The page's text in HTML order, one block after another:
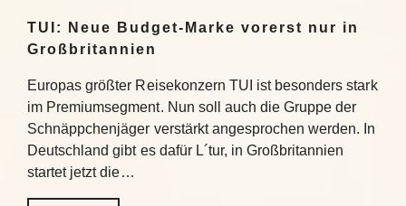
TUI: Neue Budget-Marke vorerst nur in
Großbritannien
Europas größter Reisekonzern TUI ist besonders stark
im Premiumsegment. Nun soll auch die Gruppe der
Schnäppchenjäger verstärkt angesprochen werden. In
Deutschland gibt es dafür L´tur, in Großbritannien
startet jetzt die…